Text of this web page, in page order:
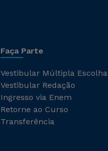
Faça Parte
Vestibular Múltipla Escolha
Vestibular Redação
Ingresso via Enem
Retorne ao Curso
Transferência